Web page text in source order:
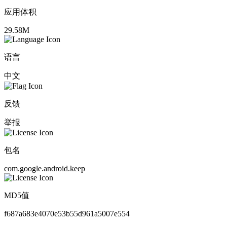
应用体积
29.58M
语言
中文
反馈
举报
包名
com.google.android.keep
MD5值
f687a683e4070e53b55d961a5007e554